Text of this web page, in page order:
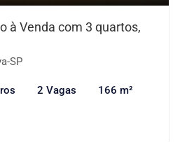
à Venda com 3 quartos,
SP
2 Vagas 166 m²